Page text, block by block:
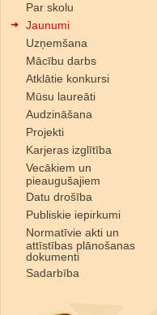
Par skolu
Jaunumi
Uzņemšana
Mācību darbs
Atklātie konkursi
Mūsu laureāti
Audzināšana
Projekti
Karjeras izglītība
Vecākiem un
pieaugušajiem
Datu drošība
Publiskie iepirkumi
Normatīvie akti un
attīstības plānošanas
dokumenti
Sadarbība